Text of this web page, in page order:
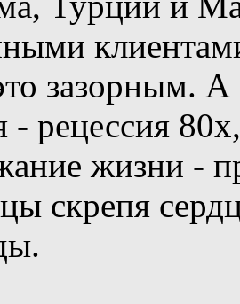
зазорным.
- рецессия
жизни -
скрепя